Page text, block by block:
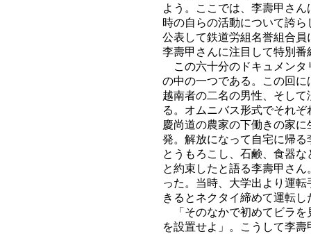
よう。ここでは、李壽甲さ
時の自らの活動について誇
公表して鉄道労組名誉組合
李壽甲さんに注目して特別
この六十分のドキュメンタ
の中の一つである。この回
越南者の二名の男性、そし
る。オムニバス形式でそれ
慶尚道の農家の下働きの家
発。解放になって自宅に帰
とうもろこし、石鹸、食器
と約束したと語る李壽甲さ
った。当時、大学出より運
きるとネクタイ締めて運転
「そのなかで初めてビラを
を設置せよ」。こうして李